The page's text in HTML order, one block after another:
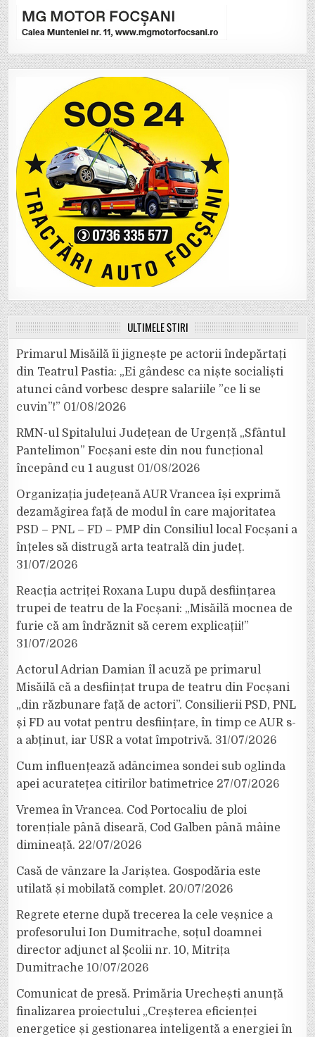
ULTIMELE ȘTIRI
Primarul Misăilă îi jignește pe actorii îndepărtați
din Teatrul Pastia: „Ei gândesc ca niște socialiști
atunci când vorbesc despre salariile ”ce li se
cuvin”!” 01/08/2026
RMN-ul Spitalului Județean de Urgență „Sfântul
Pantelimon” Focșani este din nou funcțional
începând cu 1 august 01/08/2026
Organizația județeană AUR Vrancea își exprimă
dezamăgirea față de modul în care majoritatea
PSD – PNL – FD – PMP din Consiliul local Focșani a
înțeles să distrugă arta teatrală din județ.
31/07/2026
Reacția actriței Roxana Lupu după desființarea
trupei de teatru de la Focșani: „Misăilă mocnea de
furie că am îndrăznit să cerem explicații!”
31/07/2026
Actorul Adrian Damian îl acuză pe primarul
Misăilă că a desființat trupa de teatru din Focșani
„din răzbunare față de actori”. Consilierii PSD, PNL
și FD au votat pentru desființare, în timp ce AUR s-
a abținut, iar USR a votat împotrivă. 31/07/2026
Cum influențează adâncimea sondei sub oglinda
apei acuratețea citirilor batimetrice 27/07/2026
Vremea în Vrancea. Cod Portocaliu de ploi
torențiale până diseară, Cod Galben până mâine
dimineață. 22/07/2026
Casă de vânzare la Jariștea. Gospodăria este
utilată și mobilată complet. 20/07/2026
Regrete eterne după trecerea la cele veșnice a
profesorului Ion Dumitrache, soțul doamnei
director adjunct al Școlii nr. 10, Mitrița
Dumitrache 10/07/2026
Comunicat de presă. Primăria Urechești anunță
finalizarea proiectului „Creșterea eficienței
energetice și gestionarea inteligentă a energiei în